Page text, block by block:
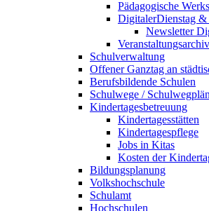
Pädagogische
DigitalerDienstag &
Newsletter
Veranstaltungsarchiv
Schulverwaltung
Offener Ganztag an
Berufsbildende Schulen
Schulwege /
Kindertagesbetreuung
Kindertagesstätten
Kindertagespflege
Jobs in Kitas
Kosten der
Bildungsplanung
Volkshochschule
Schulamt
Hochschulen